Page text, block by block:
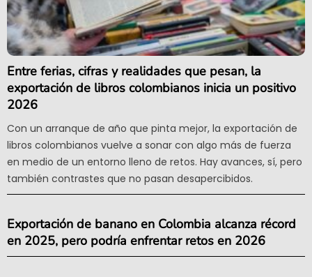
Entre ferias, cifras y realidades que pesan, la
exportación de libros colombianos inicia un positivo
2026
Con un arranque de año que pinta mejor, la exportación de
libros colombianos vuelve a sonar con algo más de fuerza
en medio de un entorno lleno de retos. Hay avances, sí, pero
también contrastes que no pasan desapercibidos.
Exportación de banano en Colombia alcanza récord
en 2025, pero podría enfrentar retos en 2026